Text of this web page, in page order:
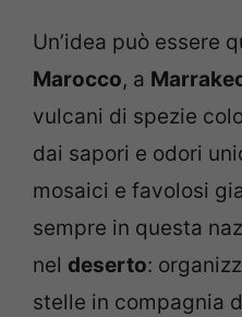
Un’idea può essere
Marocco, a
vulcani di spezie
dai sapori e odori
mosaici e favolosi
sempre in questa
nel deserto:
stelle in compagnia